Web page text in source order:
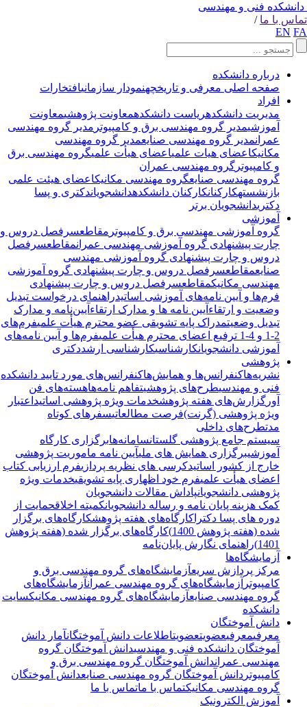
فنی و مهندسی
با ما /
EN
درباره دانشکده
صفحه اصلی معرفی و تاریخچهنمودار سازمانیافتخارات
افراد
مدیریت دانشکدهریاست دانشکدهمعاونت پژوهشیمعاونت
آموزشیمدیر گروه مهندسی برق و کامپیوترمدیر گروه مهندسی
عمران مدیر گروه مهندسی صنایعمدیر گروه مهندسی
مکانیکاعضای هیات علمیاعضای هیأت علمیگروه مهندسی برق
و کامپیوترگروه مهندسی عمران
گروه مهندسی صنایعگروه مهندسی مکانیکاعضای هیئت علمی
بازنشستهکارکنانکارکنان دانشکدهدانشجویاندکتری و پسا
دکتریدانشجویان برتر
آموزشی
گروه آموزشی مهندسی برق و کامپیوترمقاطعسرفصل دروس و
چارت پیشنهادیگروه آموزشی مهندسی عمران مقاطعسرفصل
دروس و چارت پیشنهادیگروه آموزشی مهندسی
صنایعمقاطعسرفصل دروس و چارت پیشنهادیگروه آموزشی
مهندسی مکانیکمقاطعسرفصل دروس و چارت پیشنهادی
فرم‌ها و آیین نامه‌های آموزشی اساتیدراهنمای درخواست تبدیل
وضعیت و ارتقاءآیین نامه ها و مدارک ارتقاءآیین‌نامه و مدارک
تبدیل وضعیتمدراک پایه تشویقی عضو محترم هیأت علمیفرم‌های
فرم‌ها و آیین نامه‌های
آموزشی دانشجویانکارشناسیکارشناسی ارشددکتری
پژوهشی
نشریه‌هاکنفرانس‌ها و همایش‌هاکنفرانس‌های مورد تایید دانشکده
فنی و مهندسیطرح‌های پژوهشیتفاهم نامه‌هاهسته‌های فن
آورگزارش‌های هفته پژوهشخدمات ویژه پژوهشی اساتیداعتبار
ویژه پژوهشی (گرنت)فرصت مطالعاتیسفرهای کوتاه
مدتطرح‌های داخلی
سیستم جامع پژوهشی گلستانسامانه‌هابرگزاری کارگاه
آموزشیبرگزاری همایش های ملیآیین نامه ماموریت پژوهشی
خارج از کشور اساتیدکرسی های نظریه پردازیفرم ارزیابی کتاب
اعضای هیأت علمیفرم خود اظهاری پایه تشویقیخدمات ویژه
پژوهشی دانشجویانپاداش مقالات دانشجویان
کمک هزینه پایان نامه و رساله دانشجویانکمیته اخلاقحمایت از
دوره های پسا دکتراکارگاه‌های هفته پژوهشکارگاه‌های برگزار
شده (هفته پژوهش 1400)
کارگاه‌های برگزار شده (هفته پژوهش
1401) راهنمای نگارش پایان‌نامه
آزمایشگاه‌ها
مرکز پردازش سریعآزمایشگاه‌های گروه مهندسی برق و
کامپیوترآزمایشگاه‌های گروه مهندسی عمران آزمایشگاه‌های
گروه مهندسی صنایعآزمایشگاه‌های گروه مهندسی مکانیکسایت
دانشکده
دانش آموختگان
معرفیمعرفیعضویتعضویتاطلاعات دانش آموختگانآمار دانش
آموختگان دانشکده فنی و مهندسیدانش آموختگان گروه
مهندسی عمران دانش آموختگان گروه مهندسی برق و
کامپیوتردانش آموختگان گروه مهندسی صنایعدانش آموختگان
گروه مهندسی مکانیکتماس با ماتماس با ما
آموزش الکترونیک